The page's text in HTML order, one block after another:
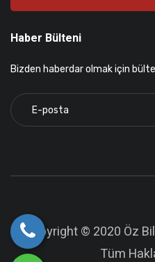
Haber Bülteni
Bizden haberdar olmak için
Copyright © 2020 Öz
Tüm